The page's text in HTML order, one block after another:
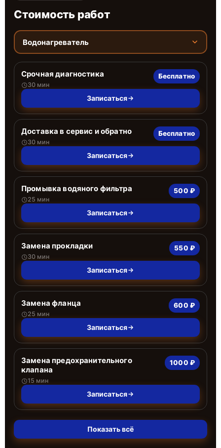
Стоимость работ
Водонагреватель
Срочная диагностика
30 мин
Бесплатно
Записаться
Доставка в сервис и обратно
30 мин
Бесплатно
Записаться
Промывка водяного фильтра
25 мин
500 ₽
Записаться
Замена прокладки
30 мин
550 ₽
Записаться
Замена фланца
25 мин
600 ₽
Записаться
Замена предохранительного
клапана
15 мин
1000 ₽
Записаться
Показать всё